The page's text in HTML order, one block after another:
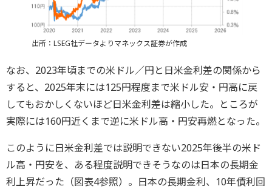
出所：LSEG社データよりマネックス証券が作成
なお、2023年頃までの米ドル／円と日米金利差の関係から
すると、2025年末には125円程度まで米ドル安・円高に戻
してもおかしくないほど日米金利差は縮小した。ところが
実際には160円近くまで逆に米ドル高・円安再燃となった。
このように日米金利差では説明できない2025年後半の米ド
ル高・円安を、ある程度説明できそうなのは日本の長期金
利上昇だった（図表4参照）。日本の長期金利、10年債利回